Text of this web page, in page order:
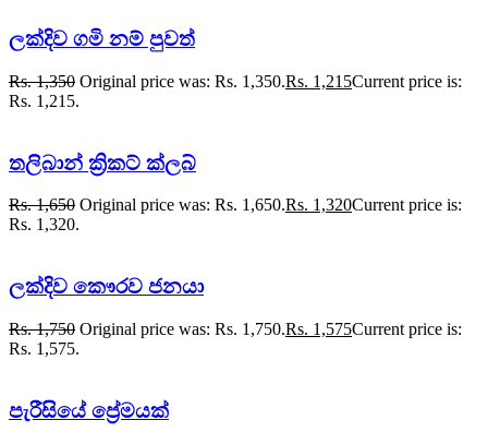
ලක්දිව ගමි නම් පුවත්
Rs.1,350 Original price was: Rs. 1,350.Rs. 1,215Current price is:
Rs. 1,215.
තලිබාන් ක්‍රිකට් ක්ලබ්
Rs.1,650 Original price was: Rs. 1,650.Rs. 1,320Current price is:
Rs. 1,320.
ලක්දිව කෞරව ජනයා
Rs.1,750 Original price was: Rs. 1,750.Rs. 1,575Current price is:
Rs. 1,575.
පැරීසියේ ප්‍රේමයක්